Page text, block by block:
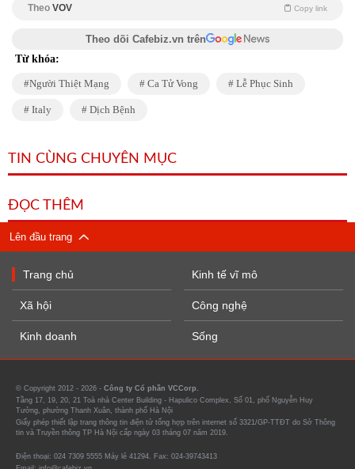
Theo VOV Copy link
Theo dõi Cafebiz.vn trên
Từ khóa:
Người Thiệt Mạng Ca Tử Vong Lễ Phục Sinh
Italy Dịch Bệnh
TIN CÙNG CHUYÊN MỤC
ĐỌC THÊM
Lên đầu trang
Trang chủ
Xã hội
Kinh doanh
Kinh tế vĩ mô
Công nghệ
Sống
© Copyright 2012 - 2026 - Công ty Cổ phần VCCorp.
Tầng 17, 19, 20, 21 Toà nhà Center Building - Hapulico Complex, Số 01, phố Nguyễn Huy
Tưởng, phường Thanh Xuân, thành phố Hà Nội
Giấy phép thiết lập trang thông tin điện tử tổng hợp trên internet số 3321/GP-TTĐT do Sở Thông
tin và Truyền thông TP Hà Nội cấp ngày 03 tháng 07 năm 2019.
Điện thoại: 024 7309 5555 Máy lẻ 41294. Fax: 024-39743413